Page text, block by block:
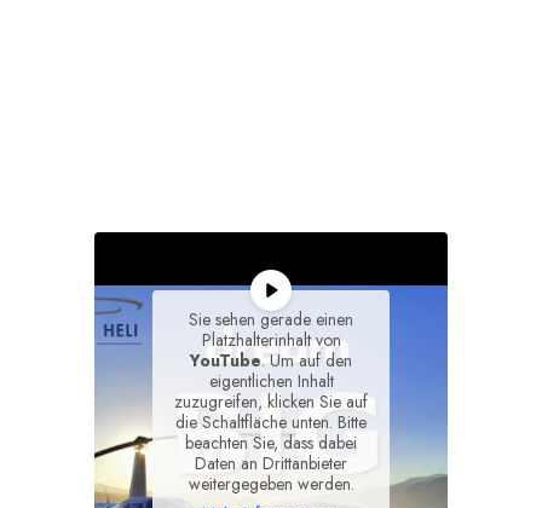
Sie sehen gerade einen
Platzhalterinhalt von
YouTube. Um auf den
eigentlichen Inhalt
zuzugreifen, klicken Sie auf
die Schaltfläche unten. Bitte
beachten Sie, dass dabei
Daten an Drittanbieter
weitergegeben werden.